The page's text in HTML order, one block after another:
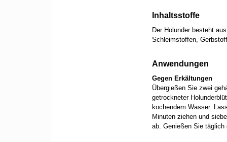
Inhaltsstoffe
Der Holunder besteht
Schleimstoffen,
Anwendungen
Gegen Erkältungen
Übergießen Sie zwei
getrockneter
kochendem Wasser.
Minuten ziehen und
ab. Genießen Sie täglich